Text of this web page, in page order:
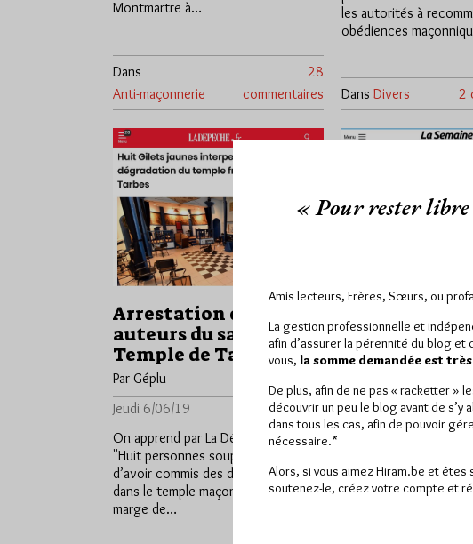
Montmartre à…
Dans
Anti-maçonnerie
28
commentaires
les autorités à
obédiences
Dans Divers 2
Arrestation des
auteurs du saccage du
Temple de Tarbes
Par Géplu
Jeudi 6/06/19
Lu 3222 fois
On apprend par La Dépêche que
"Huit personnes soupçonnées
d’avoir commis des dégradations
dans le temple maçonnique, en
marge de…
francs-
Tarbes !
Vendredi 15/03/19
Inattendu communiqué
Pyrénées relayé par La
Pyrénées. (...)
« Pour rester libre
Amis lecteurs, Frères, Sœurs, ou
La gestion professionnelle et
afin d’assurer la pérennité du blog
vous, la somme demandée est
De plus, afin de ne pas « racketter »
découvrir un peu le blog avant de s’y
dans tous les cas, afin de pouvoir
nécessaire.*
Alors, si vous aimez Hiram.be et êtes
soutenez-le, créez votre compte et